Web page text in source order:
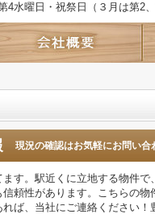
4水曜日・祝祭日（３月は第2
現況の確認はお気軽にお問い合
す。駅近くに立地する物件で
頼性があります。こちらの物
ば、当社にご連絡ください！